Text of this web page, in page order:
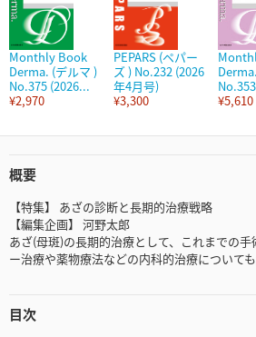
Monthly Book
Derma. (デルマ )
No.375 (2026...
¥2,970
PEPARS (ペパー
ズ ) No.232 (2026
年4月号)
¥3,300
¥5,610
概要
【特集】 あざの診断と長期的治療戦略
【編集企画】 河野太郎
あざ(母斑)の長期的治療として、これまでの
ー治療や薬物療法などの内科的治療についても
目次